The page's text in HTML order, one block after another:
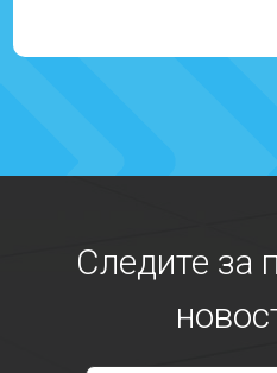
Следите за